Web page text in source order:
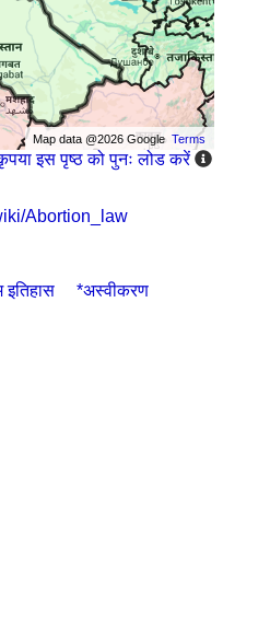
Map data @2026 GoogleTerms
इस पृष्ठ को पुनः लोड करें
Abortion_law
इतिहास *अस्वीकरण